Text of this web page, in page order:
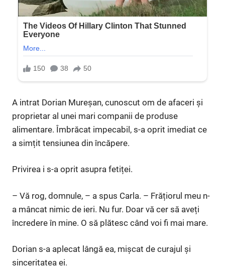
A intrat Dorian Mureșan, cunoscut om de afaceri și
proprietar al unei mari companii de produse
alimentare. Îmbrăcat impecabil, s-a oprit imediat ce
a simțit tensiunea din încăpere.
Privirea i s-a oprit asupra fetiței.
– Vă rog, domnule, – a spus Carla. – Frățiorul meu n-
a mâncat nimic de ieri. Nu fur. Doar vă cer să aveți
încredere în mine. O să plătesc când voi fi mai mare.
Dorian s-a aplecat lângă ea, mișcat de curajul și
sinceritatea ei.